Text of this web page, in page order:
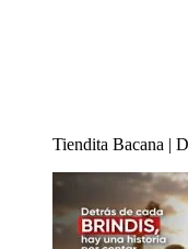
Tiendita Bacana |